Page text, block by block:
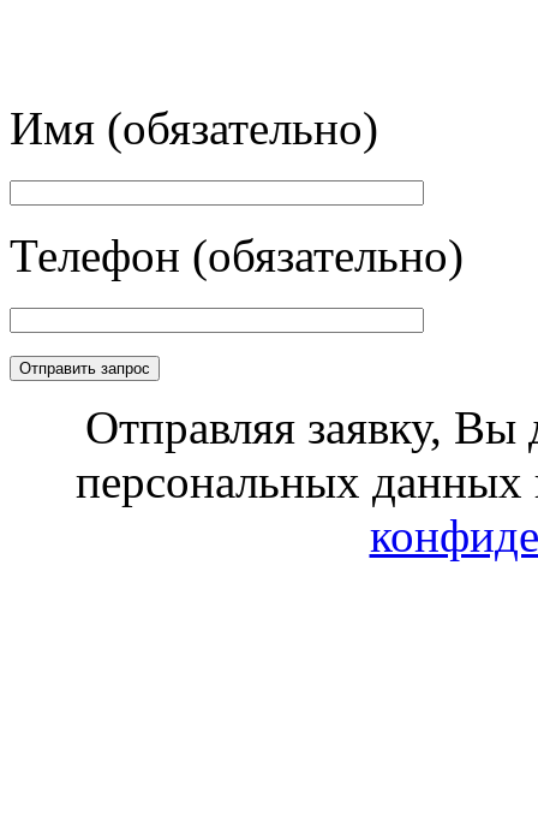
Имя (обязательно)
Телефон (обязательно)
Отправляя заявку, Вы
персональных данных